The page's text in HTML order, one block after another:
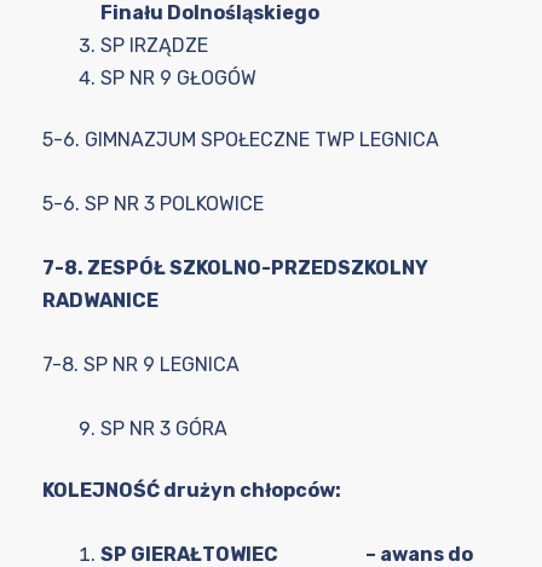
Finału Dolnośląskiego
SP IRZĄDZE
SP NR 9 GŁOGÓW
5-6. GIMNAZJUM SPOŁECZNE TWP LEGNICA
5-6. SP NR 3 POLKOWICE
7-8. ZESPÓŁ SZKOLNO-PRZEDSZKOLNY
RADWANICE
7-8. SP NR 9 LEGNICA
SP NR 3 GÓRA
KOLEJNOŚĆ drużyn chłopców:
SP GIERAŁTOWIEC – awans do